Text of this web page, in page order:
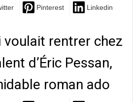
Pinterest Linkedin
voulait rentrer chez
d’Éric Pessan,
roman ado